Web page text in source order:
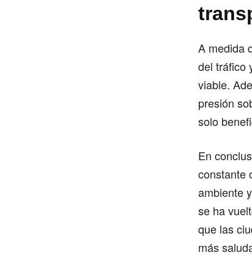
A medida
del tráfico
viable.
presión
solo
En
constante
ambiente
se ha
que las
más